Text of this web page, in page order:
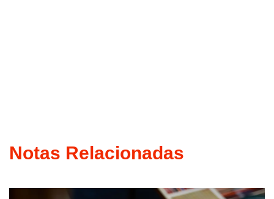
Notas Relacionadas